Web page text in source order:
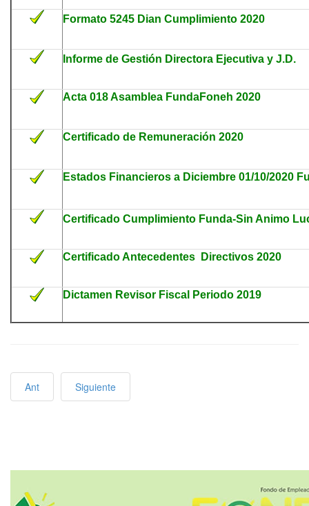
Formato 5245 Dian Cumplimiento 2020
Informe de Gestión Directora Ejecutiva y J.D.
Acta 018 Asamblea FundaFoneh 2020
Certificado de Remuneración 2020
Estados Financieros a Diciembre 01/10/2020
Certificado Cumplimiento Funda-Sin Animo
Certificado Antecedentes Directivos 2020
Dictamen Revisor Fiscal Periodo 2019
Ant Siguiente